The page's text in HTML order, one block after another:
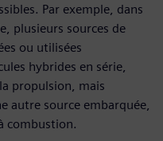
Par exemple, dans
plusieurs sources de
ou utilisées
hybrides en série,
propulsion, mais
autre source embarquée,
combustion.